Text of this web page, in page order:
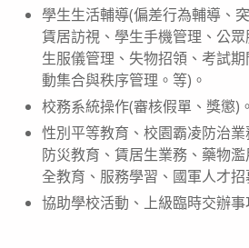
學生生活輔導(偏差行為輔導、
賃居訪視、學生手機管理、公
生服儀管理、失物招領、考試
動集合與秩序管理。等)。
校務系統操作(審核假單、獎懲)。
性別平等教育、校園霸凌防治業
防災教育、賃居生業務、藥物
全教育、服務學習、國軍人才
協助學校活動、上級臨時交辦事